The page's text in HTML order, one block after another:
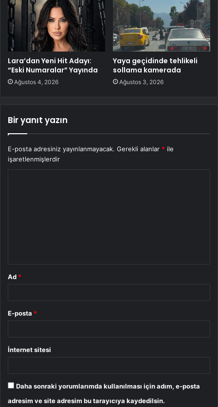
Lara’dan Yeni Hit Adayı:
“Eski Numaralar” Yayında
Ağustos 4, 2026
Yaya geçidinde tehlikeli
sollama kamerada
Ağustos 3, 2026
Bir yanıt yazın
E-posta adresiniz yayınlanmayacak. Gerekli alanlar * ile
işaretlenmişlerdir
Ad *
E-posta *
İnternet sitesi
Daha sonraki yorumlarımda kullanılması için adım, e-posta
adresim ve site adresim bu tarayıcıya kaydedilsin.